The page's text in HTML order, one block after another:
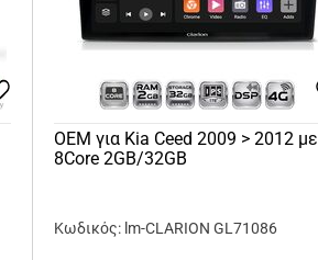
OEM για Kia Ceed 2009 > 2012 με
8Core 2GB/32GB
Κωδικός: lm-CLARION GL71086